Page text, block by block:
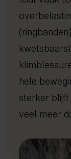
Gratis
4D
Dry
NESA
Activator
Radiale
Afvallen
Gezond
Peak
FAQ
Nuenen
Nieuws
Podcast
Tarieven
Contact
Afspraak
085 - 760
info@spine-
hele
sterker
veel meer